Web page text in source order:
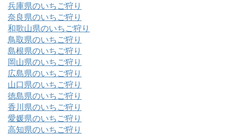
兵庫県のいちご狩り
奈良県のいちご狩り
和歌山県のいちご狩り
鳥取県のいちご狩り
島根県のいちご狩り
岡山県のいちご狩り
広島県のいちご狩り
山口県のいちご狩り
徳島県のいちご狩り
香川県のいちご狩り
愛媛県のいちご狩り
高知県のいちご狩り